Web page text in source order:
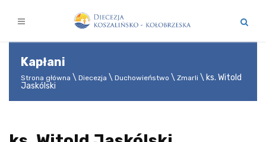
Kapłani
Strona główna Diecezja Duchowieństwo Zmarli
ks. Witold
Jaskólski